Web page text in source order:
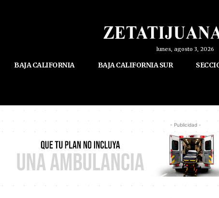
lunes, agosto 3, 2026
BAJA CALIFORNIA BAJA CALIFORNIA SUR
- Publicidad -